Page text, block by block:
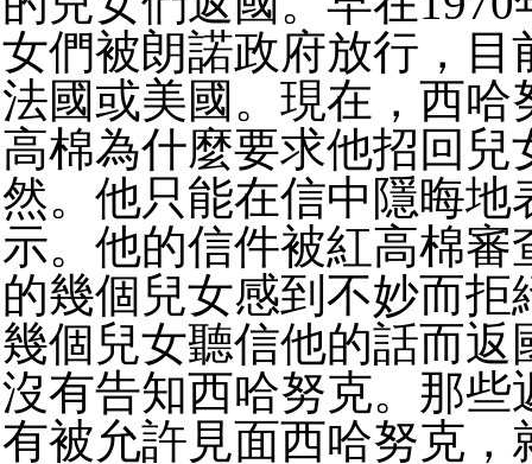
女們被朗諾政府放行，目
法國或美國。現在，西哈
高棉為什麼要求他招回兒
然。他只能在信中隱晦地
示。他的信件被紅高棉審
的幾個兒女感到不妙而拒
幾個兒女聽信他的話而返
沒有告知西哈努克。那些
有被允許見面西哈努克，